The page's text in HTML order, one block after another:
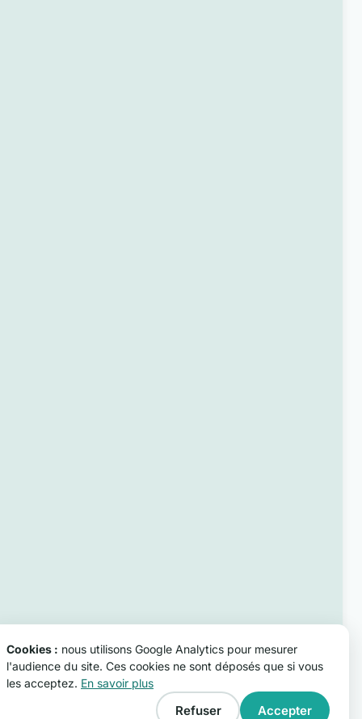
Cookies : nous utilisons Google Analytics pour mesurer
l'audience du site. Ces cookies ne sont déposés que si vous
les acceptez. En savoir plus
Refuser Accepter